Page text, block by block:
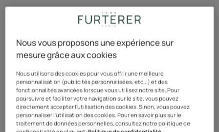
«Cher Eddy,
Merci de nous poser la question, nous trépignions
d’impatience à l’idée de parler du microbiome ! De quoi
s’agit-il ? C’est un écosystème, un monde quasi-
Nous vous proposons une expérience sur
mesure grâce aux cookies
Nous utilisons des cookies pour vous offrir une meilleure
personnalisation (publicités personnalisées, etc...) et des
fonctionnalités avancées lorsque vous utilisez notre site. Pour
poursuivre et faciliter votre navigation sur le site, vous pouvez
directement accepter l'utilisation des cookies. Sinon, vous pouvez
personnaliser l'utilisation des cookies. Pour en savoir plus sur le
traitement de données personnelles, consultez notre politique de